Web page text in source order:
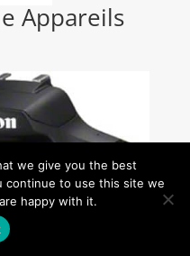
Appareils
we give you the best
continue to use this site we
happy with it.